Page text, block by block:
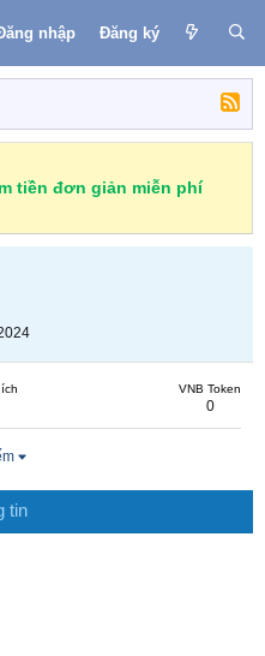
nhập Đăng ký
tiền đơn giản miễn phí
VNB Token
0
tin